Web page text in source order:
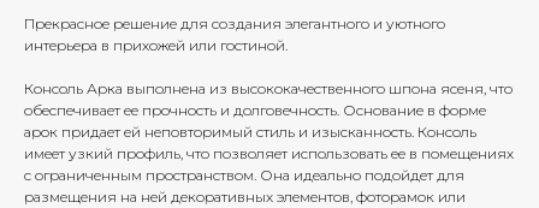
Прекрасное решение для создания элегантного и уютного
интерьера в прихожей или гостиной.
Консоль Арка выполнена из высококачественного шпона ясеня, что
обеспечивает ее прочность и долговечность. Основание в форме
арок придает ей неповторимый стиль и изысканность. Консоль
имеет узкий профиль, что позволяет использовать ее в помещениях
с ограниченным пространством. Она идеально подойдет для
размещения на ней декоративных элементов, фоторамок или